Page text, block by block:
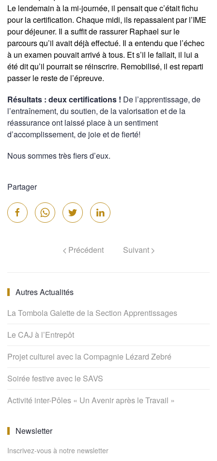
Le lendemain à la mi-journée, il pensait que c’était fichu
pour la certification. Chaque midi, ils repassaient par l’IME
pour déjeuner. Il a suffit de rassurer Raphael sur le
parcours qu’il avait déjà effectué. Il a entendu que l’échec
à un examen pouvait arrivé à tous. Et s’il le fallait, il lui a
été dit qu’il pourrait se réinscrire. Remobilisé, il est reparti
passer le reste de l’épreuve.
Résultats : deux certifications ! De l’apprentissage, de
l’entraînement, du soutien, de la valorisation et de la
réassurance ont laissé place à un sentiment
d’accomplissement, de joie et de fierté!
Nous sommes très fiers d’eux.
Partager
Précédent Suivant
Autres Actualités
La Tombola Galette de la Section Apprentissages
Le CAJ à l’Entrepôt
Projet culturel avec la Compagnie Lézard Zebré
Soirée festive avec le SAVS
Activité inter-Pôles « Un Avenir après le Travail »
Newsletter
Inscrivez-vous à notre newsletter